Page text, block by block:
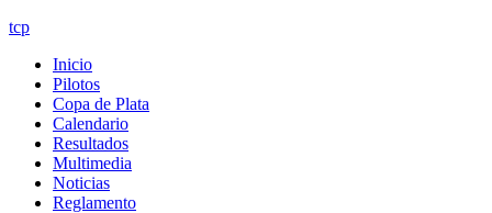
tcp
Inicio
Pilotos
Copa de Plata
Calendario
Resultados
Multimedia
Noticias
Reglamento